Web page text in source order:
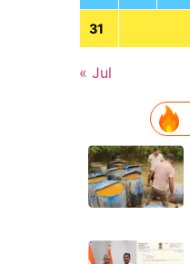
31
« Jul